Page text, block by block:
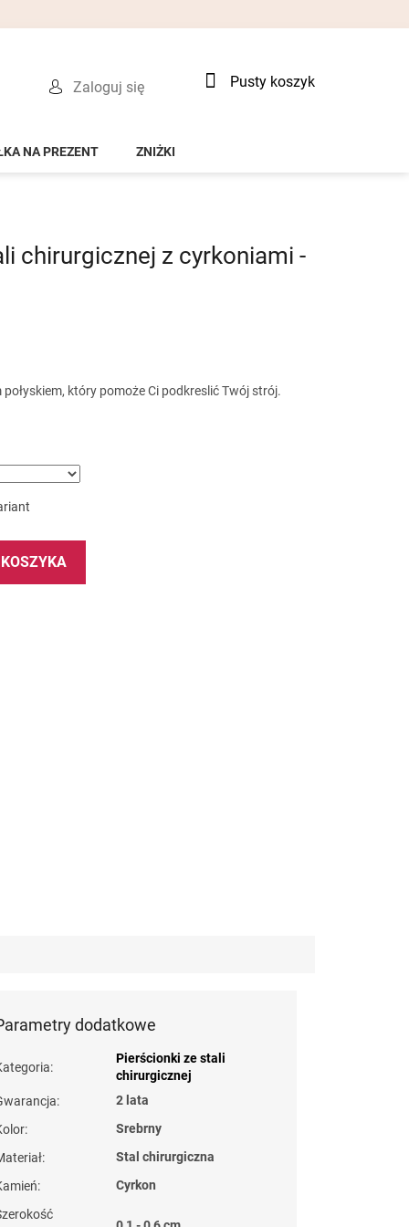
Zaloguj się Koszyk
Pusty koszyk
NA PREZENT ZNIŻKI
chirurgicznej z cyrkoniami -
który pomoże Ci podkreslić Twój strój.
dodatkowe
:
Pierścionki ze stali
chirurgicznej
:
2 lata
:
Srebrny
:
Stal chirurgiczna
:
Cyrkon